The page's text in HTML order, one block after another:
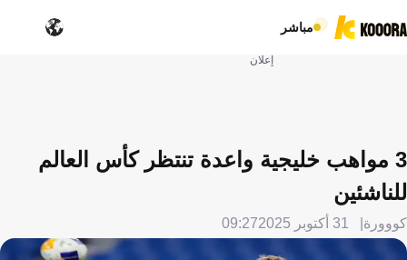
مباشر
إعلان
3 مواهب خليجية واعدة تنتظر كأس العالم
للناشئين
كووورة 31 أكتوبر 2025 09:27